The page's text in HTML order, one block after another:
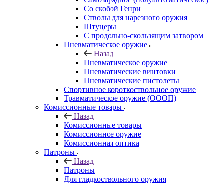
Со скобой Генри
Стволы для нарезного оружия
Штуцеры
С продольно-скользящим затвором
Пневматическое оружие
Назад
Пневматическое оружие
Пневматические винтовки
Пневматические пистолеты
Спортивное короткоствольное оружие
Травматическое оружие (ОООП)
Комиссионные товары
Назад
Комиссионные товары
Комиссионное оружие
Комиссионная оптика
Патроны
Назад
Патроны
Для гладкоствольного оружия